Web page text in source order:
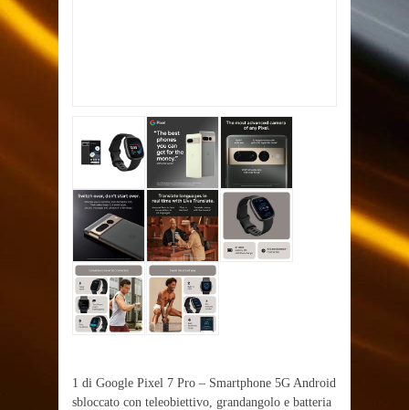
1 di Google Pixel 7 Pro – Smartphone 5G Android
sbloccato con teleobiettivo, grandangolo e batteria